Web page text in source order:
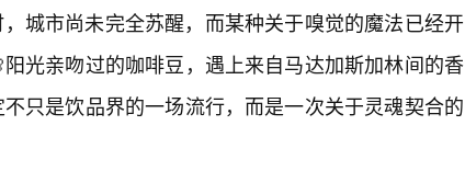
城市尚未完全苏醒，而某种关于嗅觉的魔法已经开
光亲吻过的咖啡豆，遇上来自马达加斯加林间的香
只是饮品界的一场流行，而是一次关于灵魂契合的